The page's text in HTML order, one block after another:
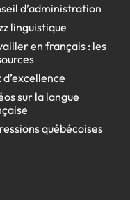
d’administration
linguistique
en français : les
d’excellence
sur la langue
québécoises